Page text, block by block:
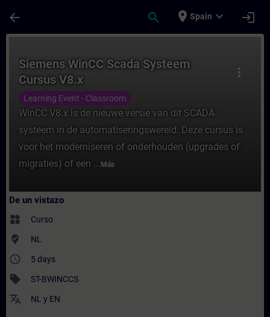
arrow_back search place Spain expand_more login
more_vert
Siemens WinCC Scada Systeem
Cursus V8.x
Learning Event - Classroom
WinCC V8.x is de nieuwe versie van dit SCADA-
systeem in de automatiseringswereld. Deze cursus is
voor het moderniseren of onderhouden (upgrades of
migraties) of een ... Más
De un vistazo
widgets Curso
where_to_vote NL
access_time 5 days
sell ST-BWINCCS
translate NL y EN